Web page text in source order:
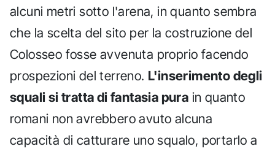
alcuni metri sotto l'arena, in quanto sembra
che la scelta del sito per la costruzione del
Colosseo fosse avvenuta proprio facendo
prospezioni del terreno. L'inserimento degli
squali si tratta di fantasia pura in quanto
romani non avrebbero avuto alcuna
capacità di catturare uno squalo, portarlo a